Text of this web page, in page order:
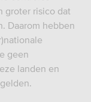
groter risico dat
Daarom hebben
geen
landen en